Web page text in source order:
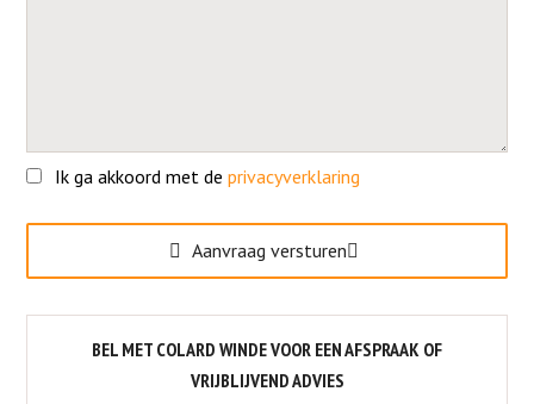
Ik ga akkoord met deprivacyverklaring
Gelieve dit veld leeg te laten.
Aanvraag versturen
BEL MET COLARD WINDE VOOR EEN AFSPRAAK OF
VRIJBLIJVEND ADVIES